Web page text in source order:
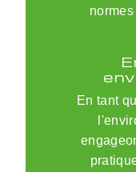
En tant